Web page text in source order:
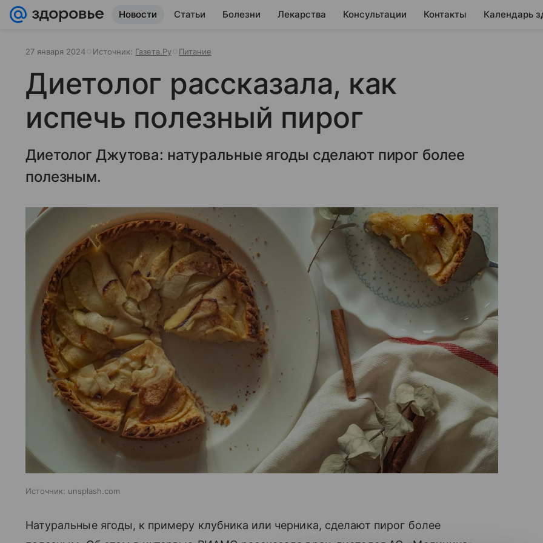
Новости Статьи Болезни Лекарства Консультации Контакты Календарь
27 января 2024 Источник: Газета.Ру Питание
Диетолог рассказала, как
испечь полезный пирог
Диетолог Джутова: натуральные ягоды сделают пирог более
полезным.
Источник: unsplash.com
Натуральные ягоды, к примеру клубника или черника, сделают пирог более